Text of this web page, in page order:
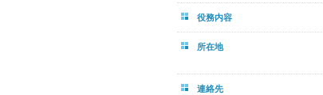
役務内容
所在地
連絡先